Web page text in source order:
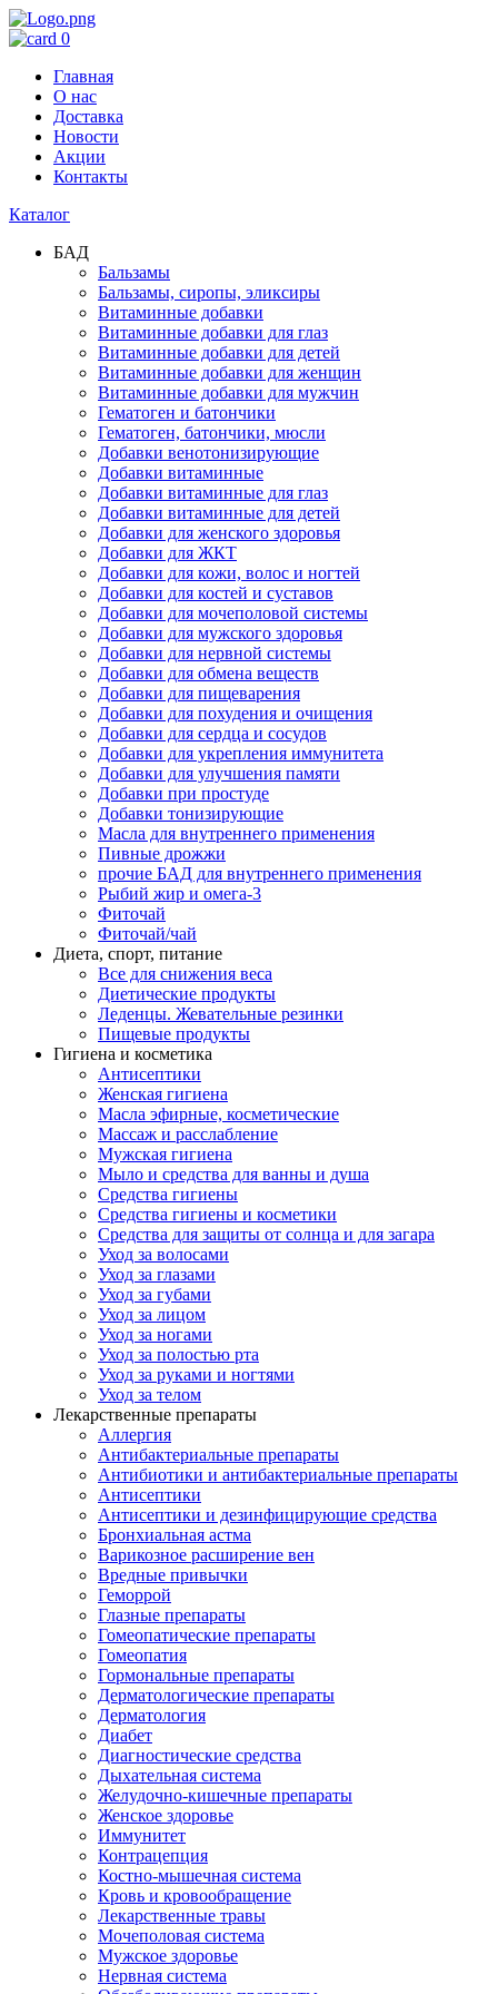
0
Главная
О нас
Доставка
Новости
Акции
Контакты
Каталог
БАД
Бальзамы
Бальзамы, сиропы, эликсиры
Витаминные добавки
Витаминные добавки для глаз
Витаминные добавки для детей
Витаминные добавки для женщин
Витаминные добавки для мужчин
Гематоген и батончики
Гематоген, батончики, мюсли
Добавки венотонизирующие
Добавки витаминные
Добавки витаминные для глаз
Добавки витаминные для детей
Добавки для женского здоровья
Добавки для ЖКТ
Добавки для кожи, волос и ногтей
Добавки для костей и суставов
Добавки для мочеполовой системы
Добавки для мужского здоровья
Добавки для нервной системы
Добавки для обмена веществ
Добавки для пищеварения
Добавки для похудения и очищения
Добавки для сердца и сосудов
Добавки для укрепления иммунитета
Добавки для улучшения памяти
Добавки при простуде
Добавки тонизирующие
Масла для внутреннего применения
Пивные дрожжи
прочие БАД для внутреннего применения
Рыбий жир и омега-3
Фиточай
Фиточай/чай
Диета, спорт, питание
Все для снижения веса
Диетические продукты
Леденцы. Жевательные резинки
Пищевые продукты
Гигиена и косметика
Антисептики
Женская гигиена
Масла эфирные, косметические
Массаж и расслабление
Мужская гигиена
Мыло и средства для ванны и душа
Средства гигиены
Средства гигиены и косметики
Средства для защиты от солнца и для загара
Уход за волосами
Уход за глазами
Уход за губами
Уход за лицом
Уход за ногами
Уход за полостью рта
Уход за руками и ногтями
Уход за телом
Лекарственные препараты
Аллергия
Антибактериальные препараты
Антибиотики и антибактериальные препараты
Антисептики
Антисептики и дезинфицирующие средства
Бронхиальная астма
Варикозное расширение вен
Вредные привычки
Геморрой
Глазные препараты
Гомеопатические препараты
Гомеопатия
Гормональные препараты
Дерматологические препараты
Дерматология
Диабет
Диагностические средства
Дыхательная система
Желудочно-кишечные препараты
Женское здоровье
Иммунитет
Контрацепция
Костно-мышечная система
Кровь и кровообращение
Лекарственные травы
Мочеполовая система
Мужское здоровье
Нервная система